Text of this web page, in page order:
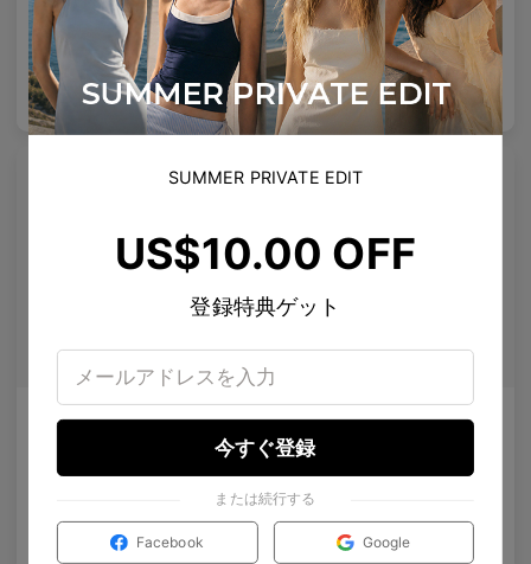
プレミアムチタニウム プレミアムチタニウム
4
Colours available
US$ 120.00 バッグに入れる
8 Colours available
US$100.00 バッグに入れる
Melisha
Colours available
US$120.00
バッグに入れる
Maaike Clip-On
US$50.00
35.00 バッグに入れる
SUMMER PRIVATE EDIT
US$10.00 OFF
登録特典ゲット
今すぐ登録
または続行する
Facebook Google